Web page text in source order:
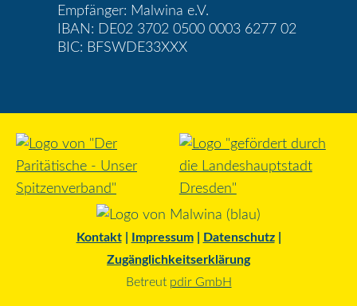
Empfänger: Malwina e.V.
IBAN: DE02 3702 0500 0003 6277 02
BIC: BFSWDE33XXX
Kontakt| Impressum| Datenschutz|
Zugänglichkeitserklärung
Betreut pdir GmbH